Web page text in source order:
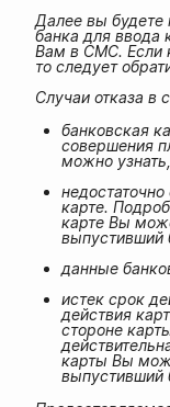
Далее вы будете
банка для ввода
Вам в СМС. Если
то следует
Случаи отказа в
банковская
совершения
можно
карте.
карте Вы
выпустивший
данные
истек срок
действия
стороне
карты Вы
выпустивший